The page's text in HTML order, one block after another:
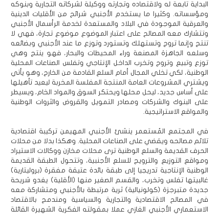
البداية تابعة له ولاقتصاده وتجارته ووكيلة لشركاته التجارية وبنوكه
ومؤسساته. وكثيرا ما يستخدم الأجنبي شرائح من الأقليات الدينية
والعرقية الموجودة في البلاد والمستعدة لخدمة الرأسمال الأجنبي
وتتشارك معه المصالح على اعتبار الموضوع موضوع تجارة، فهي لا
تنتج وإنما تروج وتستهلك وتستورد وتوزع ما عند الأجنبي وبضائعه
وسلعه الجاهزة المصنعة وراء المحيطات والبحار، فهو ينتج وهي
توزع وتبيع وتروج وتخرب الداخل الإنتاجي وتفلس الصناعات المحلية
الوطنية، لكي تخلي المجال أمام السلع القادمة من الخارج، وهو يأتي
ويشتري المشروعات العامة المنتجة المفلسة المخربة ليعيد تأهيلها
على أساس جديد، ليحل محلها ويحتكر السوق والمواد الخام، ويسيطر
على البنوك والشركات ومصادر التمويل والقروض والثروات الوطنية
والمواقع الاستراتيجية.
في المجتمع المُستعمر ينشئ الأجنبي المهيمن تركيبة اقتصادية
تلائم مصالحه ويقضي على الصناعات المحلية. وهكذا بدلا من محلات
الحرف القديمة والسلع الوطنية ترى محلات مخازن ووكالات الاستيراد
ومواقع التوزيع والترويج للسلع الأجنبية، وتتحول الطبقة القديمة
الوطنية الإنتاجية تدريجيا إلى طبقة بائدة عتيقة مفقرة (بروليتارية)
غالبيتها تفلس وتخرب، والقسم الصغير منها (الأقلية) يغدو شريحة
جديدة متبرجزة (كولونيالية) ثرية مرتبطة بالأجنبي ومتشاركة معه
في المصالح الاقتصادية والتجارية والسياسية ومندمج بالاقتصاد
الاستعماري الأجنبي الغازي عملا بمقولته الفكرية الشهيرة القائلة